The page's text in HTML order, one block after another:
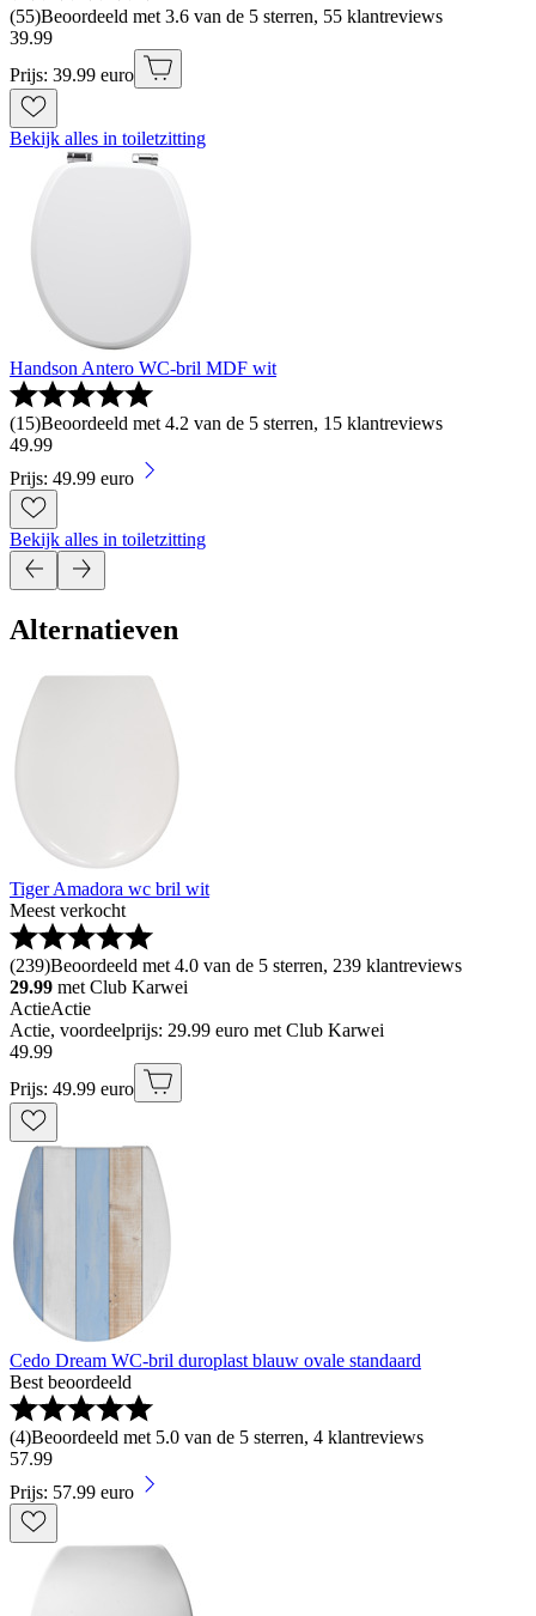
(55)Beoordeeld met 3.6 van de 5 sterren, 55 klantreviews
39.99
Prijs: 39.99 euro
Bekijk alles in toiletzitting
Handson Antero WC-bril MDF wit
(15)Beoordeeld met 4.2 van de 5 sterren, 15 klantreviews
49.99
Prijs: 49.99 euro
Bekijk alles in toiletzitting
Alternatieven
Tiger Amadora wc bril wit
Meest verkocht
(239)Beoordeeld met 4.0 van de 5 sterren, 239 klantreviews
29.99 met Club Karwei
ActieActie
Actie, voordeelprijs: 29.99 euro met Club Karwei
49.99
Prijs: 49.99 euro
Cedo Dream WC-bril duroplast blauw ovale standaard
Best beoordeeld
(4)Beoordeeld met 5.0 van de 5 sterren, 4 klantreviews
57.99
Prijs: 57.99 euro